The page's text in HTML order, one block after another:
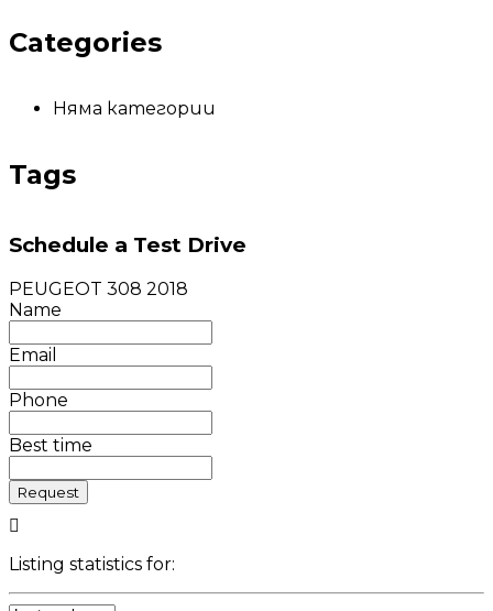
Categories
Няма категории
Tags
Schedule a Test Drive
PEUGEOT 308 2018
Name
Email
Phone
Best time
Request
Listing statistics for: